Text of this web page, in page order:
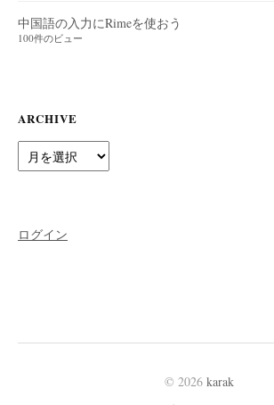
中国語の入力にRimeを使おう
100件のビュー
ARCHIVE
Archive
ログイン
© 2026 karak